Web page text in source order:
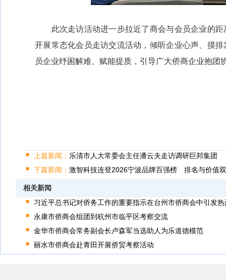
此次走访活动进一步拉近了商会与会员企业的距
开展常态化会员走访交流活动，倾听企业心声、摸
员企业纾困解难、赋能提质，引导广大侨商企业抱
上篇新闻： 乐清市人大常委会主任潘云夫走访调研巨邦集团
下篇新闻： 激智科技连登2026宁波品牌百强榜 排名与价值
相关新闻
习近平总书记对侨务工作的重要指示在台州市侨商会中引发
永康市侨商会组团到杭州市临平区考察交流
金华市侨商会常务副会长卢森军当选助人为乐道德模范
丽水市侨商会赴青田开展侨贸考察活动